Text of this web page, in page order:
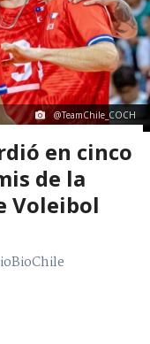
@TeamChile_COCH
en cinco
de la
Voleibol